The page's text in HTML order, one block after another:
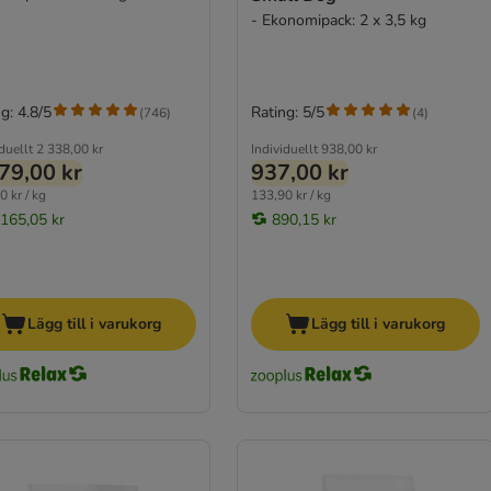
2 338,00 kr
kr
kr / kg
kr
4.8/5 (746)
Lägg till i varukorg
- Ekonomipack: 2 x 3,5 kg
Individuellt 938,00 kr
937,00 kr
133,90 kr / kg
890,15 kr
Rating: 5/5 (4)
Lägg till i varukorg